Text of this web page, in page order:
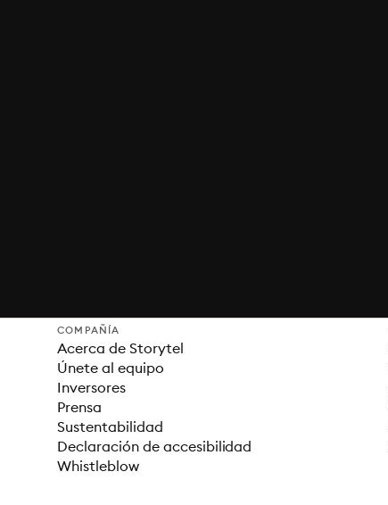
COMPAÑÍA
Acerca de Storytel
Únete al equipo
Inversores
Prensa
Sustentabilidad
Declaración de accesibilidad
Whistleblow